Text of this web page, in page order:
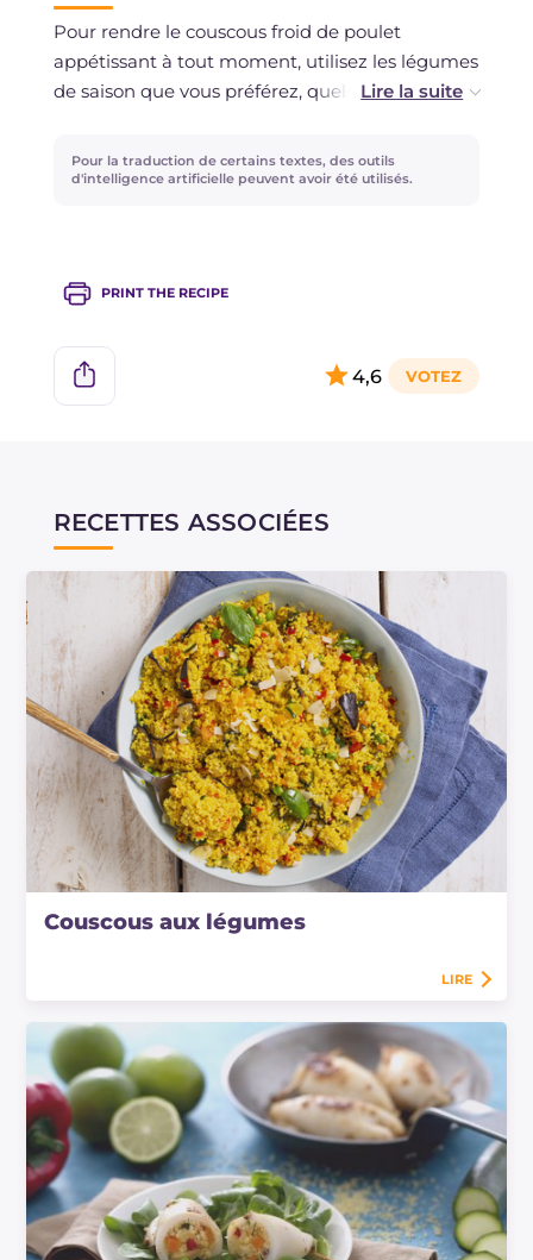
Pour rendre le couscous froid de poulet
appétissant à tout moment, utilisez les légumes
de saison que vous préférez, quelques poignées
croquant. Vous pouvez aussi utiliser du tabasco
pour ceux qui préfèrent les saveurs épicées, ou
du cumin !
Pour la traduction de certains textes, des outils
d'intelligence artificielle peuvent avoir été utilisés.
PRINT THE RECIPE
4,6
RECETTES ASSOCIÉES
Couscous aux légumes
LIRE